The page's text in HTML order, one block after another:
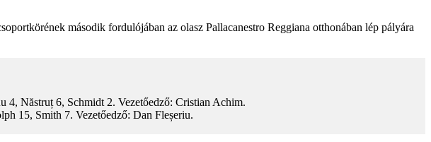
második fordulójában az olasz Pallacanestro Reggiana otthonában lép pályára
Năstruț 6, Schmidt 2. Vezetőedző: Cristian Achim.
15, Smith 7. Vezetőedző: Dan Fleșeriu.